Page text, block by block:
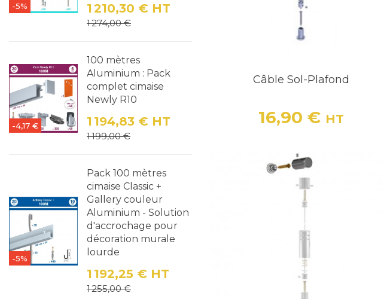
-5%
Prix
1 210,30 € HT
Prix de base
1 274,00 €
-4,17 €
100 mètres
Aluminium : Pack
complet cimaise
Newly R10
Prix
1 194,83 € HT
Prix de base
1 199,00 €
-5%
Pack 100 mètres
cimaise Classic +
Gallery couleur
Aluminium - Solution
d'accrochage pour
décoration murale
lourde
Prix
1 192,25 € HT
Prix de base
1 255,00 €
Câble Sol-Plafond
Prix
16,90 € HT